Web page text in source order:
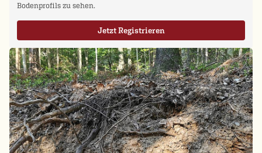
Bodenprofils zu sehen.
Jetzt Registrieren